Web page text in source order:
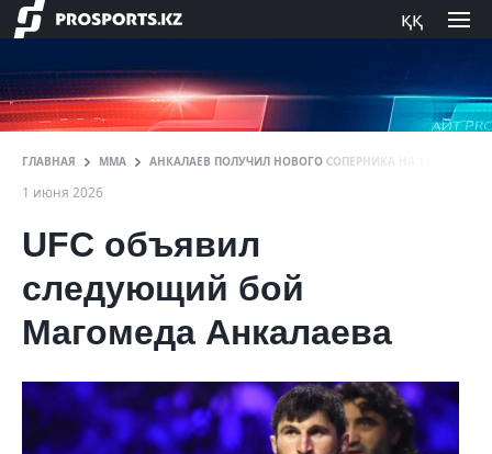
ққ
ГЛАВНАЯ ММА АНКАЛАЕВ ПОЛУЧИЛ НОВОГО СОПЕРНИКА НА ТУРНИР В
1 июня 2026
UFC объявил
следующий бой
Магомеда Анкалаева